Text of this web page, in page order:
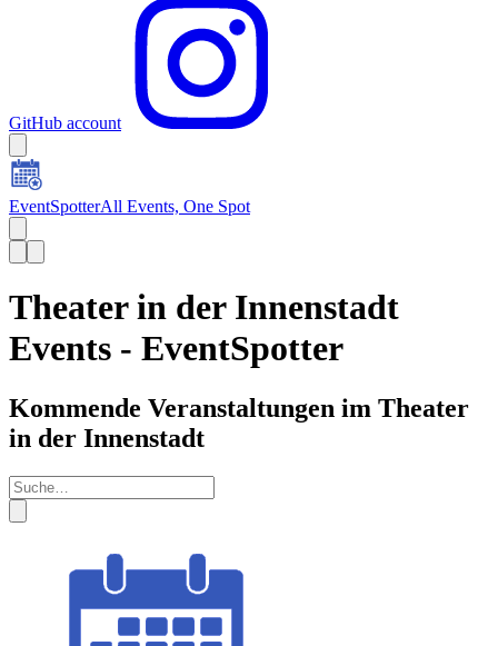
GitHub account
EventSpotterAll Events, One Spot
Theater in der Innenstadt
Events - EventSpotter
Kommende Veranstaltungen im Theater
in der Innenstadt